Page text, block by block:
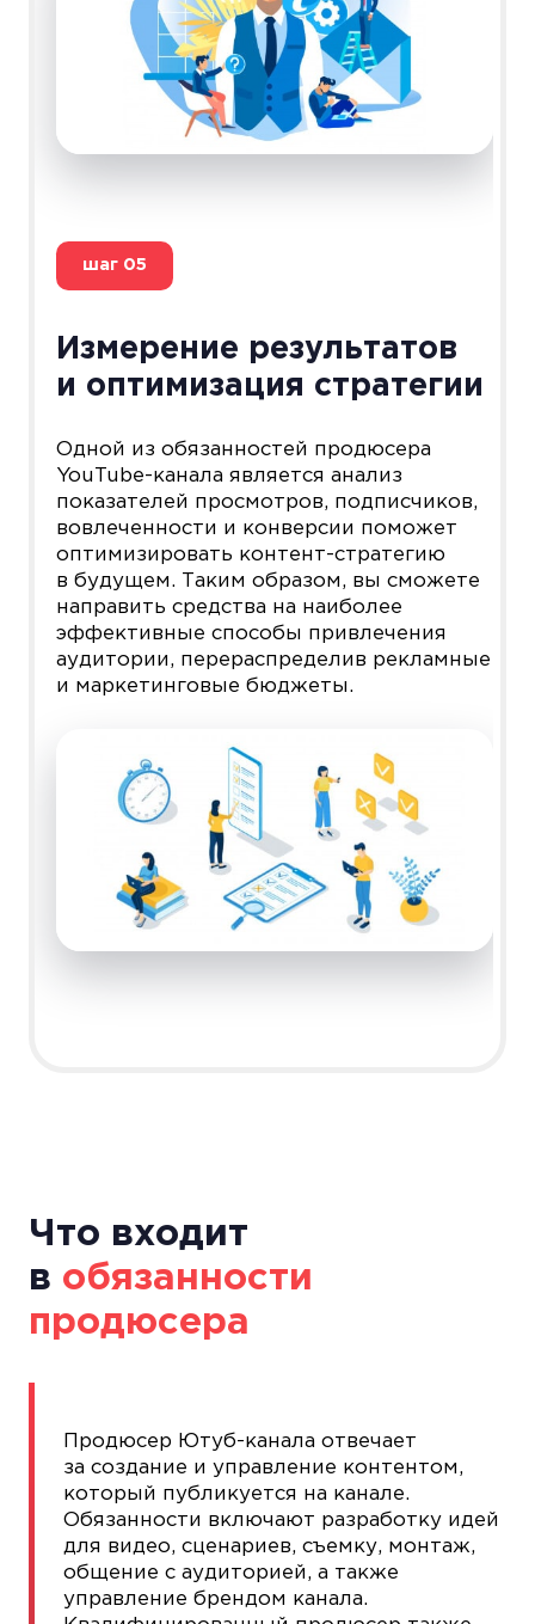
шаг 05
Измерение результатов
и оптимизация стратегии
Одной из обязанностей продюсера
YouTube-канала является анализ
показателей просмотров, подписчиков,
вовлеченности и конверсии поможет
оптимизировать контент-стратегию
в будущем. Таким образом, вы сможете
направить средства на наиболее
эффективные способы привлечения
аудитории, перераспределив рекламные
и маркетинговые бюджеты.
Что входит
в обязанности
продюсера
Продюсер Ютуб-канала отвечает
за создание и управление контентом,
который публикуется на канале.
Обязанности включают разработку идей
для видео, сценариев, съемку, монтаж,
общение с аудиторией, а также
управление брендом канала.